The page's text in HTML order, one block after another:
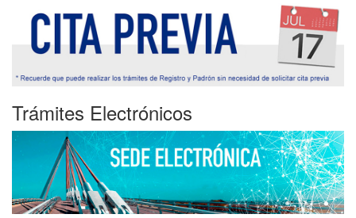
Trámites Electrónicos